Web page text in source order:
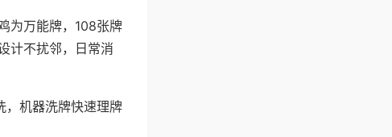
为万能牌，108张牌
计不扰邻，日常消
，机器洗牌快速理牌